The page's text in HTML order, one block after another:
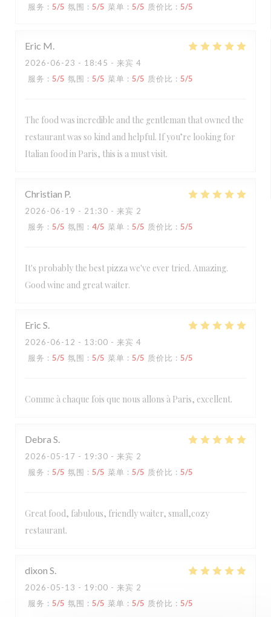
服务 : 5/5 氛围 : 5/5 菜单 : 5/5 质价比 : 5/5
Eric M
2026-06-23 - 18:45 - 来宾 4
服务 : 5/5 氛围 : 5/5 菜单 : 5/5 质价比 : 5/5
The food was incredible and the gentleman that owned the
restaurant was so kind and helpful. If you’re looking for
Italian food in Paris, this is a must visit.
Christian P
2026-06-19 - 21:30 - 来宾 2
服务 : 5/5 氛围 : 4/5 菜单 : 5/5 质价比 : 5/5
It's probably the best pizza we've ever tried. Amazing.
Good wine and great waiter.
Eric S
2026-06-12 - 13:00 - 来宾 4
服务 : 5/5 氛围 : 5/5 菜单 : 5/5 质价比 : 5/5
Comme à chaque fois que nous allons à Paris, excellent.
Debra S
2026-05-17 - 19:30 - 来宾 2
服务 : 5/5 氛围 : 5/5 菜单 : 5/5 质价比 : 5/5
Great food, fabulous, friendly waiter, small,cozy
restaurant.
dixon S
2026-05-13 - 19:00 - 来宾 2
服务 : 5/5 氛围 : 5/5 菜单 : 5/5 质价比 : 5/5